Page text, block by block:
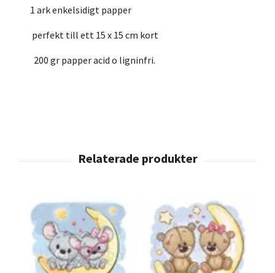
1 ark enkelsidigt papper
perfekt till ett 15 x 15 cm kort
200 gr papper acid o ligninfri.